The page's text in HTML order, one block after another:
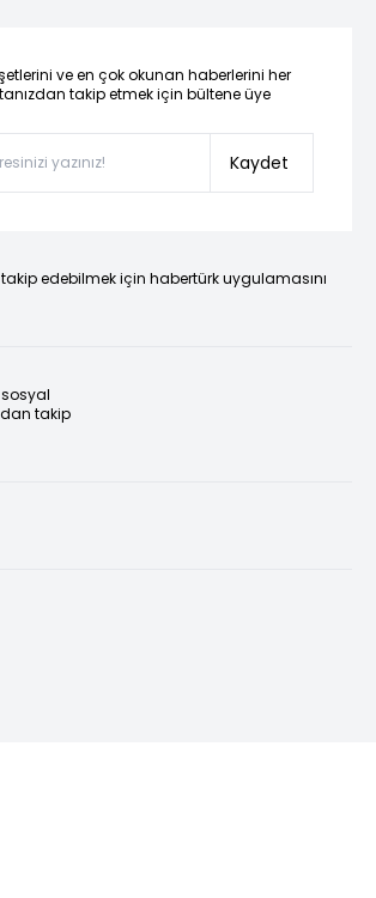
ve en çok okunan haberlerini her
takip etmek için bültene üye
Kaydet
edebilmek için habertürk uygulamasını
takip